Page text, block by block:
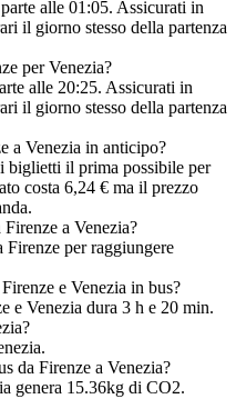
alle 01:05. Assicurati in
il giorno stesso della partenza
per Venezia?
alle 20:25. Assicurati in
il giorno stesso della partenza
a Venezia in anticipo?
biglietti il prima possibile per
costa 6,24 € ma il prezzo
a Venezia?
per raggiungere
e Venezia in bus?
e Venezia dura 3 h e 20 min.
da Firenze a Venezia?
genera 15.36kg di CO2.